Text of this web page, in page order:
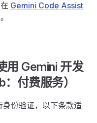
Gemini Code Assist
用 Gemini 开发
付费服务）
份验证，以下条款适